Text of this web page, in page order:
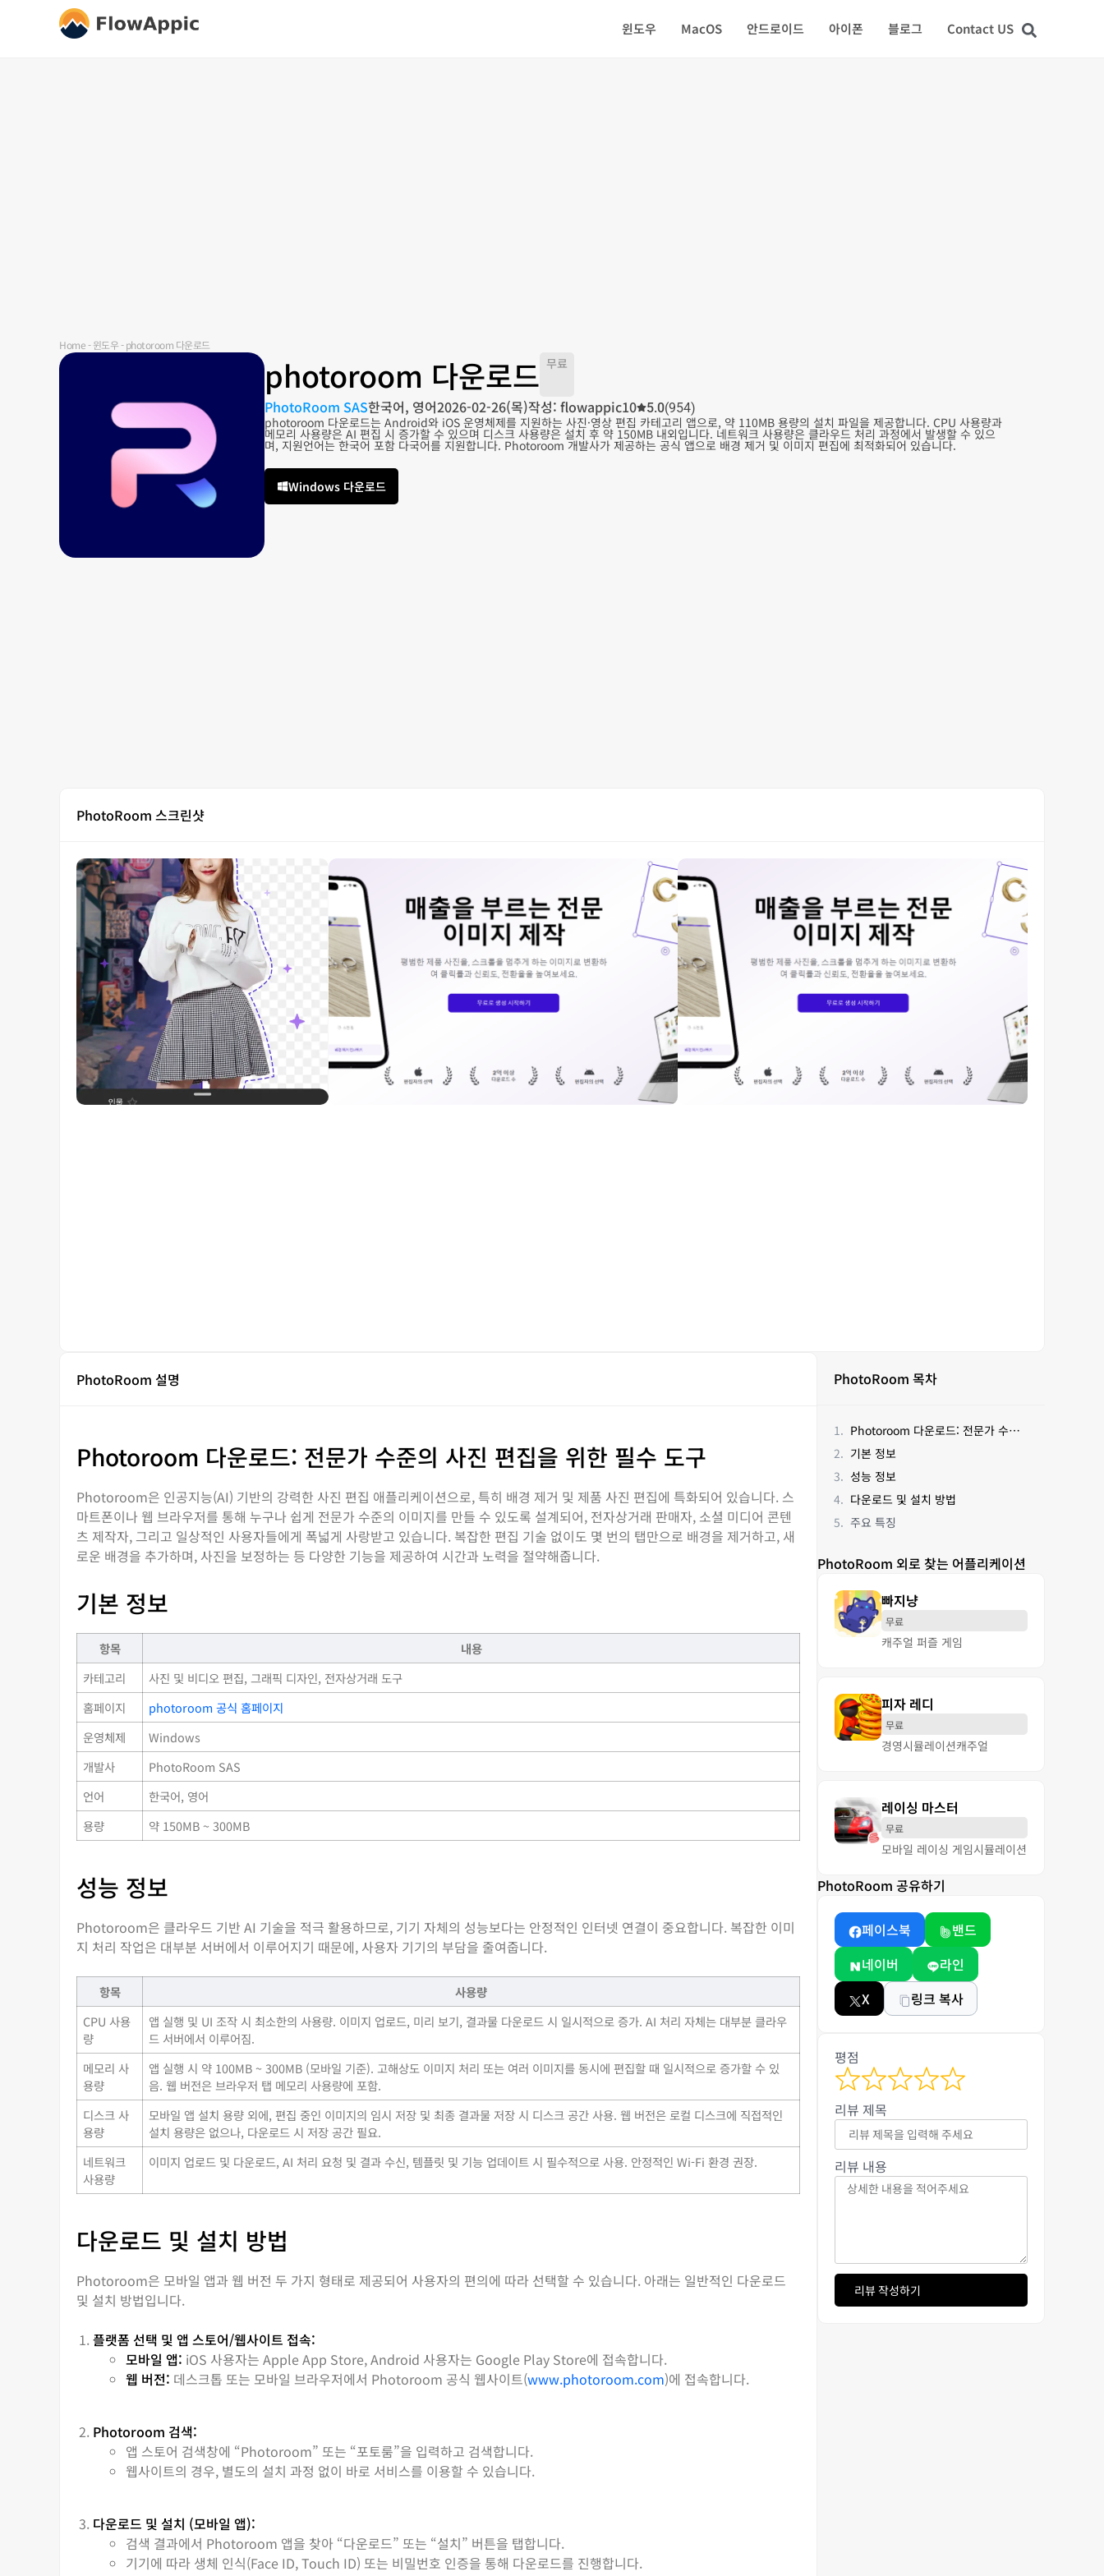
윈도우 MacOS 안드로이드 아이폰 블로그 Contact US
Home-윈도우-photoroom 다운로드
photoroom 다운로드 무료
PhotoRoom SAS한국어, 영어2026-02-26(목)작성: flowappic10 5.0(954)
photoroom 다운로드는 Android와 iOS 운영체제를 지원하는 사진·영상 편집 카테고리 앱으로, 약 110MB 용량의 설치 파일을 제공합니다. CPU 사용량과
메모리 사용량은 AI 편집 시 증가할 수 있으며 디스크 사용량은 설치 후 약 150MB 내외입니다. 네트워크 사용량은 클라우드 처리 과정에서 발생할 수 있으
며, 지원언어는 한국어 포함 다국어를 지원합니다. Photoroom 개발사가 제공하는 공식 앱으로 배경 제거 및 이미지 편집에 최적화되어 있습니다.
Windows 다운로드
PhotoRoom 스크린샷
PhotoRoom 설명
Photoroom 다운로드: 전문가 수준의 사진 편집을 위한 필수 도구
Photoroom은 인공지능(AI) 기반의 강력한 사진 편집 애플리케이션으로, 특히 배경 제거 및 제품 사진 편집에 특화되어 있습니다. 스
마트폰이나 웹 브라우저를 통해 누구나 쉽게 전문가 수준의 이미지를 만들 수 있도록 설계되어, 전자상거래 판매자, 소셜 미디어 콘텐
츠 제작자, 그리고 일상적인 사용자들에게 폭넓게 사랑받고 있습니다. 복잡한 편집 기술 없이도 몇 번의 탭만으로 배경을 제거하고, 새
로운 배경을 추가하며, 사진을 보정하는 등 다양한 기능을 제공하여 시간과 노력을 절약해줍니다.
기본 정보
항목
내용
카테고리
사진 및 비디오 편집, 그래픽 디자인, 전자상거래 도구
홈페이지
photoroom 공식 홈페이지
운영체제
Windows
개발사
PhotoRoom SAS
언어
한국어, 영어
용량
약 150MB ~ 300MB
성능 정보
Photoroom은 클라우드 기반 AI 기술을 적극 활용하므로, 기기 자체의 성능보다는 안정적인 인터넷 연결이 중요합니다. 복잡한 이미
지 처리 작업은 대부분 서버에서 이루어지기 때문에, 사용자 기기의 부담을 줄여줍니다.
항목
사용량
CPU 사용
량
앱 실행 및 UI 조작 시 최소한의 사용량. 이미지 업로드, 미리 보기, 결과물 다운로드 시 일시적으로 증가. AI 처리 자체는 대부분 클라우
드 서버에서 이루어짐.
메모리 사
용량
앱 실행 시 약 100MB ~ 300MB (모바일 기준). 고해상도 이미지 처리 또는 여러 이미지를 동시에 편집할 때 일시적으로 증가할 수 있
음. 웹 버전은 브라우저 탭 메모리 사용량에 포함.
디스크 사
용량
모바일 앱 설치 용량 외에, 편집 중인 이미지의 임시 저장 및 최종 결과물 저장 시 디스크 공간 사용. 웹 버전은 로컬 디스크에 직접적인
설치 용량은 없으나, 다운로드 시 저장 공간 필요.
네트워크
사용량
이미지 업로드 및 다운로드, AI 처리 요청 및 결과 수신, 템플릿 및 기능 업데이트 시 필수적으로 사용. 안정적인 Wi-Fi 환경 권장.
다운로드 및 설치 방법
Photoroom은 모바일 앱과 웹 버전 두 가지 형태로 제공되어 사용자의 편의에 따라 선택할 수 있습니다. 아래는 일반적인 다운로드
및 설치 방법입니다.
플랫폼 선택 및 앱 스토어/웹사이트 접속:
모바일 앱: iOS 사용자는 Apple App Store, Android 사용자는 Google Play Store에 접속합니다.
웹 버전: 데스크톱 또는 모바일 브라우저에서 Photoroom 공식 웹사이트(www.photoroom.com)에 접속합니다.
Photoroom 검색:
앱 스토어 검색창에 “Photoroom” 또는 “포토룸”을 입력하고 검색합니다.
웹사이트의 경우, 별도의 설치 과정 없이 바로 서비스를 이용할 수 있습니다.
다운로드 및 설치 (모바일 앱):
검색 결과에서 Photoroom 앱을 찾아 “다운로드” 또는 “설치” 버튼을 탭합니다.
기기에 따라 생체 인식(Face ID, Touch ID) 또는 비밀번호 인증을 통해 다운로드를 진행합니다.
PhotoRoom 목차
Photoroom 다운로드: 전문가 수준의 사진 편집을 위한 필수 도구
기본 정보
성능 정보
다운로드 및 설치 방법
주요 특징
PhotoRoom 외로 찾는 어플리케이션
빠지냥
무료
캐주얼 퍼즐 게임
피자 레디
무료
경영시뮬레이션캐주얼
레이싱 마스터
무료
모바일 레이싱 게임시뮬레이션
PhotoRoom 공유하기
페이스북
밴드
네이버
라인
X
링크 복사
평점
리뷰 제목
리뷰 내용
리뷰 작성하기